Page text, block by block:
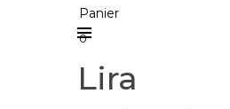
Panier
0
Lira